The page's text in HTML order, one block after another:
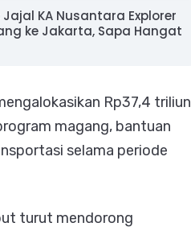
KA Nusantara Explorer
ke Jakarta, Sapa Hangat
Rp37,4 triliun
magang, bantuan
selama periode
turut mendorong